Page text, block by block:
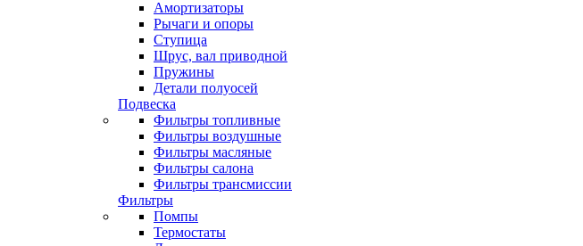
Амортизаторы
Рычаги и опоры
Ступица
Шрус, вал приводной
Пружины
Детали полуосей
Подвеска
Фильтры топливные
Фильтры воздушные
Фильтры масляные
Фильтры салона
Фильтры трансмиссии
Фильтры
Помпы
Термостаты